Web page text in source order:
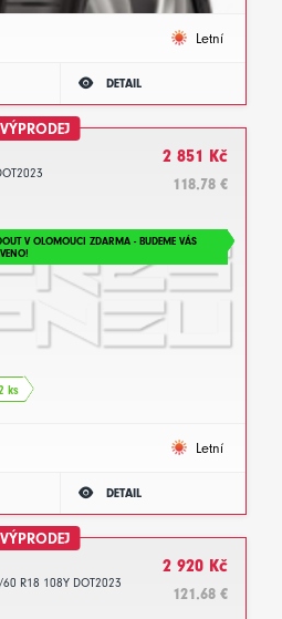
Letní
DETAIL
VÝPRODEJ
2 851 Kč
118.78 €
V OLOMOUCI ZDARMA - BUDEME VÁS
ks
Letní
DETAIL
VÝPRODEJ
60 R18 108Y DOT2023
2 920 Kč
121.68 €